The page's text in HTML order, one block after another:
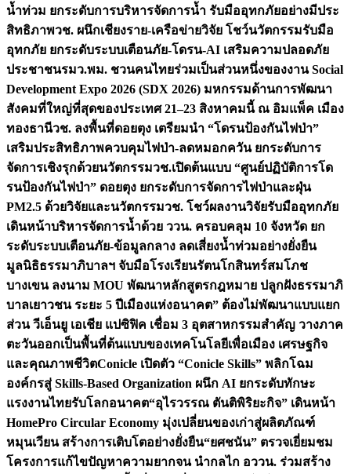
น้ำท่วม ยกระดับการบริหารจัดการน้ำ รับมืออุทกภัยอย่างมีประ
สิทธิภาพวช. ผนึกเชียงราย-เครือข่ายวิจัย โชว์นวัตกรรมรับมือ
อุทกภัย ยกระดับระบบเตือนภัย-โดรน-AI เสริมความปลอดภัย
ประชาชนรมว.พม. ชวนคนไทยร่วมเป็นส่วนหนึ่งของงาน Social
Development Expo 2026 (SDX 2026) มหกรรมด้านการพัฒนา
สังคมที่ใหญ่ที่สุดของประเทศ 21–23 สิงหาคมนี้ ณ อิมแพ็ค เมือง
ทองธานีวช. ลงพื้นที่ดอยตุง เตรียมนำ “โดรนป้องกันไฟป่า”
เสริมประสิทธิภาพควบคุมไฟป่า-ลดหมอกควัน ยกระดับการ
จัดการเชิงรุกด้วยนวัตกรรมวช.เปิดต้นแบบ “ศูนย์ปฏิบัติการโด
รนป้องกันไฟป่า” ดอยตุง ยกระดับการจัดการไฟป่าและฝุ่น
PM2.5 ด้วยวิจัยและนวัตกรรมวช. โชว์ผลงานวิจัยรับมืออุทกภัย
เดินหน้าบริหารจัดการน้ำด้วย ววน. ครอบคลุม 10 จังหวัด ยก
ระดับระบบเตือนภัย-ข้อมูลกลาง ลดเสี่ยงน้ำท่วมอย่างยั่งยืน
มูลนิธิธรรมาภิบาลฯ จับมือโรงเรียนรัตนโกสินทร์สมโภช
บางเขน ลงนาม MOU พัฒนาหลักสูตรกฎหมาย ปลูกฝังธรรมาภิ
บาลเยาวชน ระยะ 5 ปีเมืองแห่งอนาคต” ต้องไม่พัฒนาแบบแยก
ส่วน วีเอ็นยู เอเชีย แปซิฟิค เชื่อม 3 อุตสาหกรรมสำคัญ วางภาค
ตะวันออกเป็นพื้นที่ต้นแบบของเทคโนโลยีเพื่อเมือง เศรษฐกิจ
และคุณภาพชีวิตConicle เปิดตัว “Conicle Skills” พลิกโฉม
องค์กรสู่ Skills-Based Organization ผนึก AI ยกระดับทักษะ
แรงงานไทยรับโลกอนาคต“อุไรวรรณ ตันติพิริยะกิจ” เดินหน้า
HomePro Circular Economy มุ่งเปลี่ยนของเก่าสู่ผลิตภัณฑ์
หมุนเวียน สร้างการเติบโตอย่างยั่งยืน“ยศชนัน” ตรวจเยี่ยมชม
โครงการแก้ไขปัญหาความยากจน นำกลไก อววน. ร่วมสร้าง